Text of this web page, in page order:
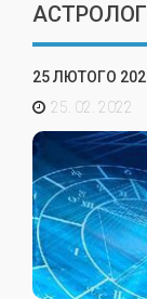
25 ЛЮТОГО
25. 02. 2022